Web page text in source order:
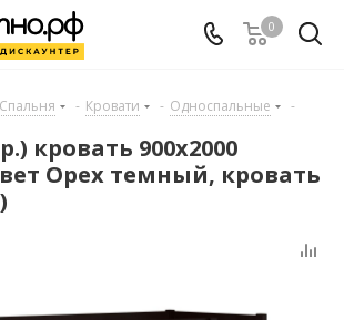
0
Спальня - Кровати - Односпальные -
кровать 900х2000
Орех темный, кровать